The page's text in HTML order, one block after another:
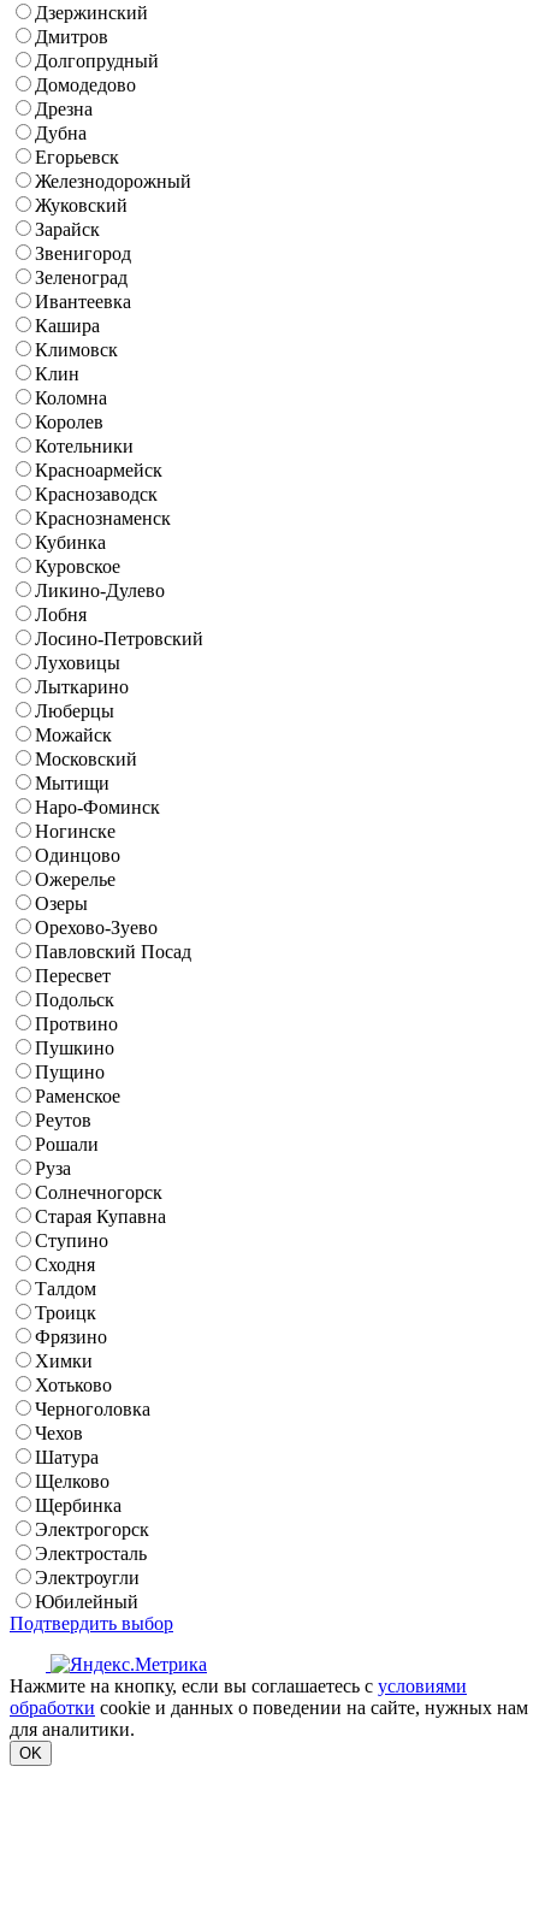
Дзержинский
Дмитров
Долгопрудный
Домодедово
Дрезна
Дубна
Егорьевск
Железнодорожный
Жуковский
Зарайск
Звенигород
Зеленоград
Ивантеевка
Кашира
Климовск
Клин
Коломна
Королев
Котельники
Красноармейск
Краснозаводск
Краснознаменск
Кубинка
Куровское
Ликино-Дулево
Лобня
Лосино-Петровский
Луховицы
Лыткарино
Люберцы
Можайск
Московский
Мытищи
Наро-Фоминск
Ногинске
Одинцово
Ожерелье
Озеры
Орехово-Зуево
Павловский Посад
Пересвет
Подольск
Протвино
Пушкино
Пущино
Раменское
Реутов
Рошали
Руза
Солнечногорск
Старая Купавна
Ступино
Сходня
Талдом
Троицк
Фрязино
Химки
Хотьково
Черноголовка
Чехов
Шатура
Щелково
Щербинка
Электрогорск
Электросталь
Электроугли
Юбилейный
Подтвердить выбор
Нажмите на кнопку, если вы соглашаетесь с условиями
обработки cookie и данных о поведении на сайте, нужных нам
для аналитики.
OK